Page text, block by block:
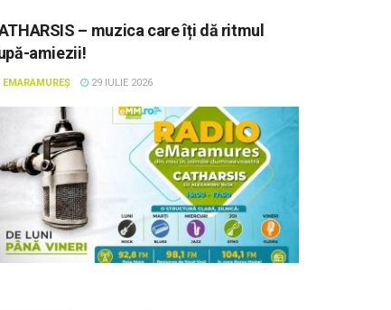
– muzica care îți dă ritmul
amiezii!
EMARAMUREȘ 29 IULIE 2026